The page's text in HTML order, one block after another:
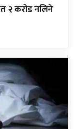
२ करोड नलिने